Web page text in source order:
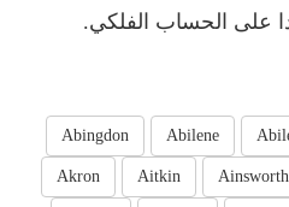
على الحساب الفلكي.
Abilene
Abingdon
Ainsworth
Aitkin
Akron